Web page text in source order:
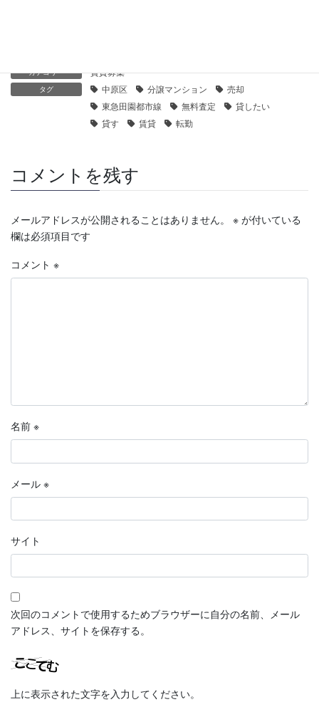
カテゴリー 賃貸募集
タグ 中原区 分譲マンション
売却
東急田園都市線
無料査定
貸したい
貸す
賃貸 転勤
コメントを残す
メールアドレスが公開されることはありません。 ※ が付いている
欄は必須項目です
コメント ※
名前 ※
メール ※
サイト
次回のコメントで使用するためブラウザーに自分の名前、メール
アドレス、サイトを保存する。
上に表示された文字を入力してください。